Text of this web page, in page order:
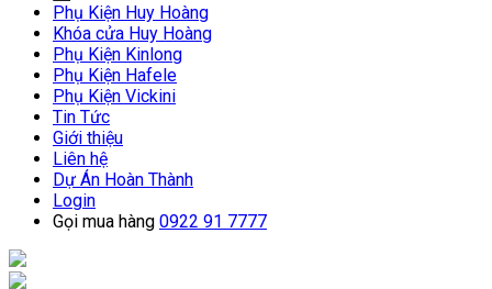
Phụ Kiện Huy Hoàng
Khóa cửa Huy Hoàng
Phụ Kiện Kinlong
Phụ Kiện Hafele
Phụ Kiện Vickini
Tin Tức
Giới thiệu
Liên hệ
Dự Án Hoàn Thành
Login
Gọi mua hàng 0922 91 7777